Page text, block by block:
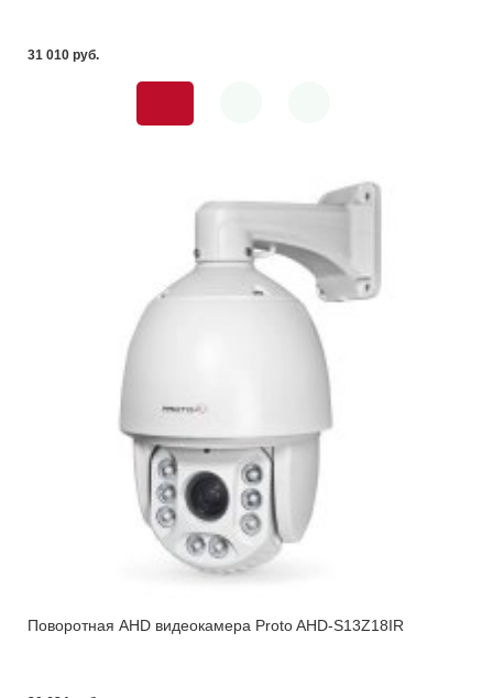
31 010 pуб.
Поворотная AHD видеокамера Proto AHD-S13Z18IR